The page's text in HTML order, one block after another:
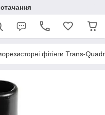
фітінги Trans-